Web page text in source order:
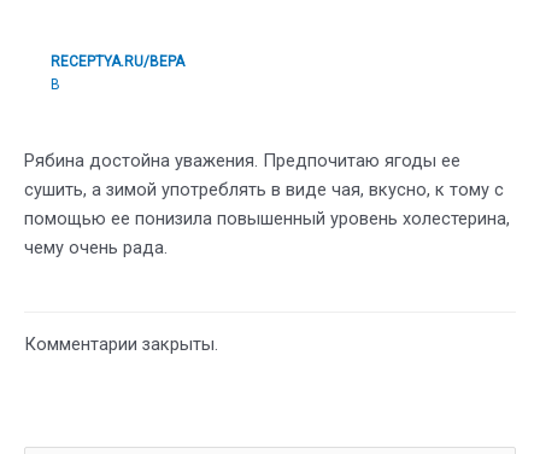
RECEPTYA.RU/ВЕРА
В
Рябина достойна уважения. Предпочитаю ягоды ее
сушить, а зимой употреблять в виде чая, вкусно, к тому с
помощью ее понизила повышенный уровень холестерина,
чему очень рада.
Комментарии закрыты.